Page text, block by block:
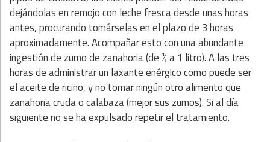
dejándolas en remojo con leche fresca desde unas horas
antes, procurando tomárselas en el plazo de 3 horas
aproximadamente. Acompañar esto con una abundante
ingestión de zumo de zanahoria (de ½ a 1 litro). A las tres
horas de administrar un laxante enérgico como puede ser
el aceite de ricino, y no tomar ningún otro alimento que
zanahoria cruda o calabaza (mejor sus zumos). Si al día
siguiente no se ha expulsado repetir el tratamiento.